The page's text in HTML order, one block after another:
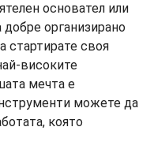
основател или
организирано
стартирате своя
високите
мечта е
можете да
която